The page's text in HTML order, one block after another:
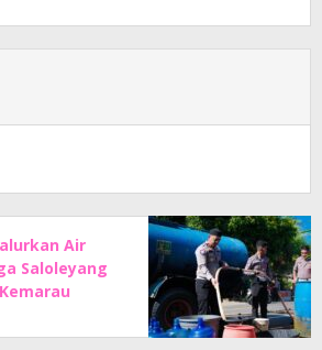
Air
Saloleyang